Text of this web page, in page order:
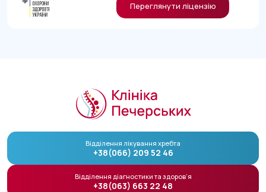
Переглянути ліцензію
Відділення лікування хребта
+38(066) 209 52 46
Відділення діагностики та здоров’я
+38(063) 663 22 48